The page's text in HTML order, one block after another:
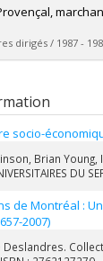
Daniel
dans
dirigés / 1987 -
dans
socio-
Brian Young,
DU
de Montréal :
2007)